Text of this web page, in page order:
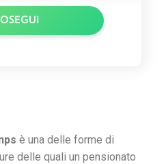
è una delle forme di
delle quali un pensionato